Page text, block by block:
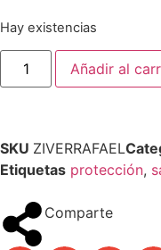
Hay existencias
Añadir al
SKU ZIVERRAFAEL
Etiquetas protección,
Comparte